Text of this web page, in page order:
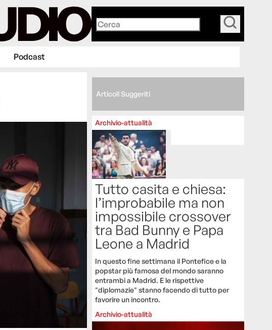
Podcast
Articoli Suggeriti
Archivio-attualità
Tutto casita e chiesa:
l’improbabile ma non
impossibile crossover
tra Bad Bunny e Papa
Leone a Madrid
In questo fine settimana il Pontefice e la
popstar più famosa del mondo saranno
entrambi a Madrid. E le rispettive
"diplomazie" stanno facendo di tutto per
favorire un incontro.
Archivio-attualità